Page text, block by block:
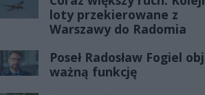
loty przekierowane z
Warszawy do Radomia
Poseł Radosław Fogiel
ważną funkcję